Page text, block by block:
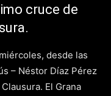
cruce de
desde las
– Néstor Díaz Pérez
El Grana